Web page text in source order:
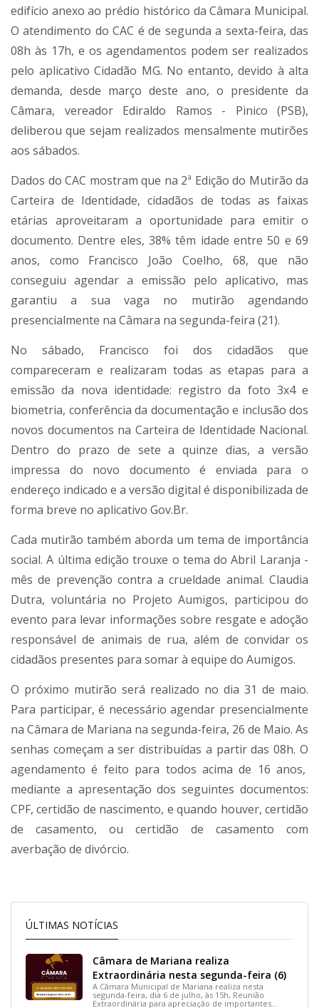
edifício anexo ao prédio histórico da Câmara Municipal.
O atendimento do CAC é de segunda a sexta-feira, das
08h às 17h, e os agendamentos podem ser realizados
pelo aplicativo Cidadão MG. No entanto, devido à alta
demanda, desde março deste ano, o presidente da
Câmara, vereador Ediraldo Ramos - Pinico (PSB),
deliberou que sejam realizados mensalmente mutirões
aos sábados.
Dados do CAC mostram que na 2ª Edição do Mutirão da
Carteira de Identidade, cidadãos de todas as faixas
etárias aproveitaram a oportunidade para emitir o
documento. Dentre eles, 38% têm idade entre 50 e 69
anos, como Francisco João Coelho, 68, que não
conseguiu agendar a emissão pelo aplicativo, mas
garantiu a sua vaga no mutirão agendando
presencialmente na Câmara na segunda-feira (21).
No sábado, Francisco foi dos cidadãos que
compareceram e realizaram todas as etapas para a
emissão da nova identidade: registro da foto 3x4 e
biometria, conferência da documentação e inclusão dos
novos documentos na Carteira de Identidade Nacional.
Dentro do prazo de sete a quinze dias, a versão
impressa do novo documento é enviada para o
endereço indicado e a versão digital é disponibilizada de
forma breve no aplicativo Gov.Br.
Cada mutirão também aborda um tema de importância
social. A última edição trouxe o tema do Abril Laranja -
mês de prevenção contra a crueldade animal. Claudia
Dutra, voluntária no Projeto Aumigos, participou do
evento para levar informações sobre resgate e adoção
responsável de animais de rua, além de convidar os
cidadãos presentes para somar à equipe do Aumigos.
O próximo mutirão será realizado no dia 31 de maio.
Para participar, é necessário agendar presencialmente
na Câmara de Mariana na segunda-feira, 26 de Maio. As
senhas começam a ser distribuídas a partir das 08h. O
agendamento é feito para todos acima de 16 anos,
mediante a apresentação dos seguintes documentos:
CPF, certidão de nascimento, e quando houver, certidão
de casamento, ou certidão de casamento com
averbação de divórcio.
ÚLTIMAS NOTÍCIAS
Câmara de Mariana realiza
Extraordinária nesta segunda-feira (6)
A Câmara Municipal de Mariana realiza nesta
segunda-feira, dia 6 de julho, às 15h, Reunião
Extraordinária para apreciação de importantes